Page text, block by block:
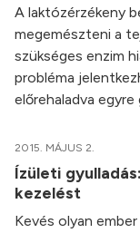
A laktózérzékeny
megemészteni a
szükséges enzim
probléma
előrehaladva
2015. MÁJUS 2.
Ízületi
kezelést
Kevés olyan